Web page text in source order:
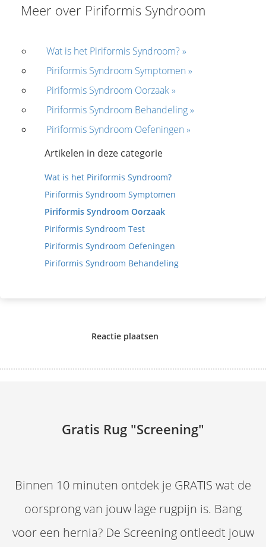
Meer over Piriformis Syndroom
Wat is het Piriformis Syndroom? »
Piriformis Syndroom Symptomen »
Piriformis Syndroom Oorzaak »
Piriformis Syndroom Behandeling »
Piriformis Syndroom Oefeningen »
Artikelen in deze categorie
Wat is het Piriformis Syndroom?
Piriformis Syndroom Symptomen
Piriformis Syndroom Oorzaak
Piriformis Syndroom Test
Piriformis Syndroom Oefeningen
Piriformis Syndroom Behandeling
Reactie plaatsen
Gratis Rug "Screening"
Binnen 10 minuten ontdek je GRATIS wat de
oorsprong van jouw lage rugpijn is. Bang
voor een hernia? De Screening ontleedt jouw